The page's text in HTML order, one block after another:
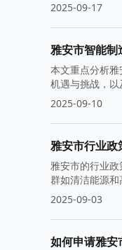
2025-09-17
雅安市智能制
本文重点分析
机遇与挑战，以
2025-09-10
雅安市行业政
雅安市的行业
群如清洁能源和
2025-09-03
如何申请雅安